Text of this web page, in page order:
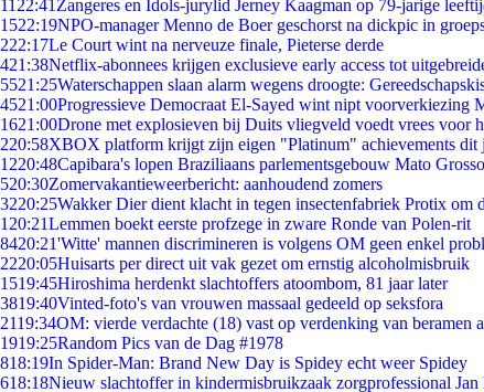
11 22:41 Zangeres en Idols-jurylid Jerney Kaagman op 79-jarige
1522:19NPO-manager Menno de Boer geschorst na dickpic in
222:17Le Court wint na nerveuze finale, Pieterse derde
421:38Netflix-abonnees krijgen exclusieve early access tot
5521:25Waterschappen slaan alarm wegens droogte:
4521:00Progressieve Democraat El-Sayed wint nipt voorverkiezing
1621:00Drone met explosieven bij Duits vliegveld voedt vrees voor
220:58XBOX platform krijgt zijn eigen "Platinum" achievements dit
1220:48Capibara's lopen Braziliaans parlementsgebouw Mato
520:30Zomervakantieweerbericht: aanhoudend zomers
3220:25Wakker Dier dient klacht in tegen insectenfabriek Protix om
1 20:21Lemmen boekt eerste profzege in zware Ronde van Polen-rit
8420:21'Witte' mannen discrimineren is volgens OM geen enkel
2220:05Huisarts per direct uit vak gezet om ernstig alcoholmisbruik
1519:45Hiroshima herdenkt slachtoffers atoombom, 81 jaar later
3819:40Vinted-foto's van vrouwen massaal gedeeld op seksfora
2119:34OM: vierde verdachte (18) vast op verdenking van beramen
1919:25Random Pics van de Dag #1978
818:19In Spider-Man: Brand New Day is Spidey echt weer Spidey
618:18Nieuw slachtoffer in kindermisbruikzaak zorgprofessional